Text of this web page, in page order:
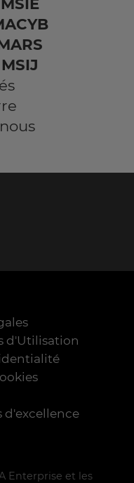
d'Utilisation
d'excellence
Enterprise et les